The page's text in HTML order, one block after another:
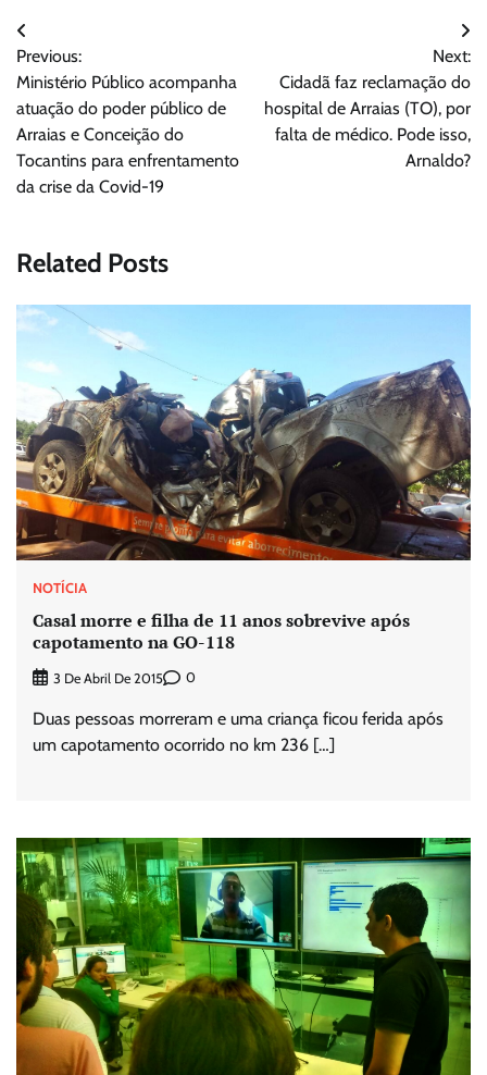
Navegação
de
Post
Previous:
Ministério Público acompanha
atuação do poder público de
Arraias e Conceição do
Tocantins para enfrentamento
da crise da Covid-19
Next:
Cidadã faz reclamação do
hospital de Arraias (TO), por
falta de médico. Pode isso,
Arnaldo?
Related Posts
NOTÍCIA
Casal morre e filha de 11 anos sobrevive após
capotamento na GO-118
3 De Abril De 2015 0
Duas pessoas morreram e uma criança ficou ferida após
um capotamento ocorrido no km 236 […]